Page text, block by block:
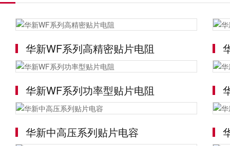
华新WF系列高精密贴片电阻
华新WF系列功率型贴片电阻
华新中高压系列贴片电容